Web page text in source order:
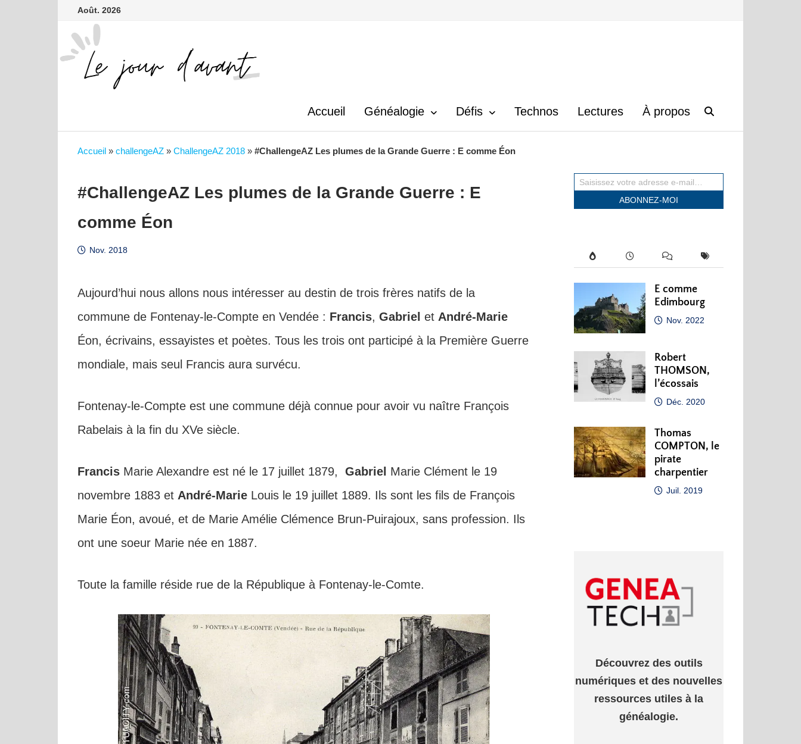
Passer
contenu
Août. 2026
Accueil Généalogie Défis Technos Lectures À propos
Accueil» challengeAZ» ChallengeAZ 2018» #ChallengeAZ Les plumes de la Grande Guerre : E comme Éon
#ChallengeAZ Les plumes de la Grande Guerre : E
comme Éon
Nov. 2018
Aujourd’hui nous allons nous intéresser au destin de trois frères natifs de la
commune de Fontenay-le-Compte en Vendée : Francis, Gabriel et André-Marie
Éon, écrivains, essayistes et poètes. Tous les trois ont participé à la Première Guerre
mondiale, mais seul Francis aura survécu.
Fontenay-le-Compte est une commune déjà connue pour avoir vu naître François
Rabelais à la fin du XVe siècle.
FrancisMarie Alexandre est né le 17 juillet 1879, Gabriel Marie Clément le 19
novembre 1883 et André-MarieLouis le 19 juillet 1889. Ils sont les fils de François
Marie Éon, avoué, et de Marie Amélie Clémence Brun-Puirajoux, sans profession. Ils
ont une soeur Marie née en 1887.
Toute la famille réside rue de la République à Fontenay-le-Comte.
Saisissez votre adresse e-mail…
ABONNEZ-MOI
E comme
Edimbourg
Nov. 2022
Robert
THOMSON,
l’écossais
Déc. 2020
Thomas
COMPTON, le
pirate
charpentier
Juil. 2019
Découvrez des outils
numériques et des nouvelles
ressources utiles à la
généalogie.